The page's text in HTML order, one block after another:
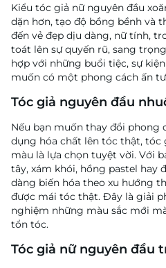
Kiểu tóc giả nữ nguyên đầu
dặn hơn, tạo độ bồng bềnh và
đến vẻ đẹp dịu dàng, nữ tính,
toát lên sự quyến rũ, sang
hợp với những buổi tiệc, sự
muốn có một phong cách ấn
Tóc giả nguyên đầu
Nếu bạn muốn thay đổi phong
dụng hóa chất lên tóc thật, tóc
màu là lựa chọn tuyệt vời. Với
tây, xám khói, hồng pastel hay
dàng biến hóa theo xu hướng
được mái tóc thật. Đây là giải
nghiệm những màu sắc mới
tổn tóc.
Tóc giả nữ nguyên đầu